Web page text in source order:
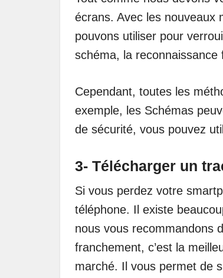
écrans. Avec les nouveaux
pouvons utiliser pour
schéma, la reconnaissance
Cependant, toutes les
exemple, les Schémas
de sécurité, vous pouvez
3- Télécharger un
Si vous perdez votre
téléphone. Il existe
nous vous recommandons
franchement, c’est la
marché. Il vous permet de